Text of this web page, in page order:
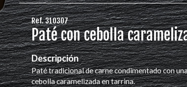
Ref. 310307
Paté con cebolla
Descripción
Paté tradicional de carne condimentado con
cebolla caramelizada en tarrina.